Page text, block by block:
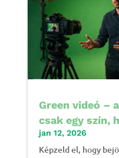
Green videó –
csak egy szín,
jan 12, 2026
Képzeld el, hogy